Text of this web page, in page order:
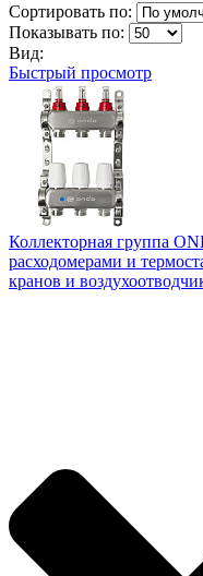
Сортировать по:
Показывать по:
Вид:
Быстрый просмотр
Коллекторная группа
расходомерами и
кранов и